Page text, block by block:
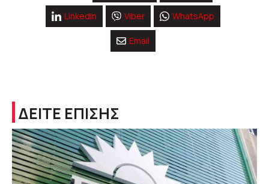
Linkedin Viber WhatsApp
Email
ΔΕΙΤΕ ΕΠΙΣΗΣ